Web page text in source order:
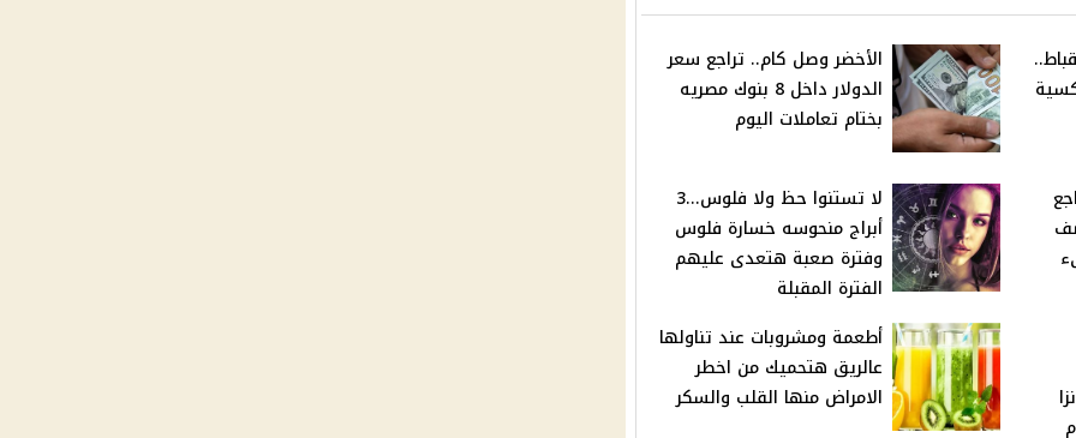
الأخضر وصل كام.. تراجع سعر
الدولار داخل 8 بنوك مصريه
بختام تعاملات اليوم
لا تستنوا حظ ولا فلوس...3
أبراج منحوسه خسارة فلوس
وفترة صعبة هتعدى عليهم
الفترة المقبلة
أطعمة ومشروبات عند تناولها
عالريق هتحميك من اخطر
الامراض منها القلب والسكر